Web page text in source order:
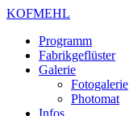
KOFMEHL
Programm
Fabrikgeflüster
Galerie
Fotogalerie
Photomat
Infos